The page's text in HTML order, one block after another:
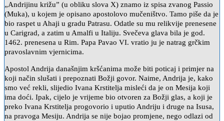
„Andrijinu križu” (u obliku slova X) znamo iz spisa zvanog Passio
(Muka), u kojem je opisano apostolovo mučeništvo. Tamo piše da je
bio raspet u Ahaji u gradu Patrasu. Odatle su mu relikvije prenesene
u Carigrad, a zatim u Amalfi u Italiju. Svečeva glava bila je god.
1462. prenesena u Rim. Papa Pavao VI. vratio ju je natrag grčkim
pravoslavnim vjernicima.
Apostol Andrija današnjim kršćanima može biti poticaj i primjer na
koji način slušati i prepoznati Božji govor. Naime, Andrija je, kako
smo već rekli, slijedio Ivana Krstitelja misleći da je on Mesija koji
ima doći. Ipak, cijelo je vrijeme bio otvoren za Božji glas, a koji je
preko Ivana Krstitelja progovorio i uputio Andriju i druge na Isusa,
na pravoga Mesiju. Andrija se nije bojao promjene, nego odlazi od